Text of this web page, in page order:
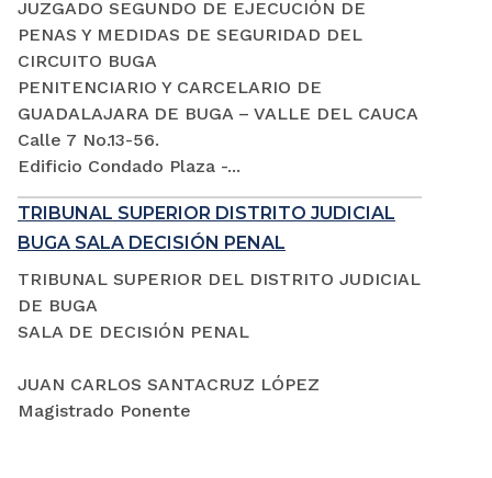
JUZGADO SEGUNDO DE EJECUCIÓN DE
PENAS Y MEDIDAS DE SEGURIDAD DEL
CIRCUITO BUGA
PENITENCIARIO Y CARCELARIO DE
GUADALAJARA DE BUGA – VALLE DEL CAUCA
Calle 7 No.13-56.
Edificio Condado Plaza -...
TRIBUNAL SUPERIOR DISTRITO JUDICIAL
BUGA SALA DECISIÓN PENAL
TRIBUNAL SUPERIOR DEL DISTRITO JUDICIAL
DE BUGA
SALA DE DECISIÓN PENAL
JUAN CARLOS SANTACRUZ LÓPEZ
Magistrado Ponente